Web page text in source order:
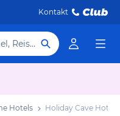
Kontakt
Hotel, Reiseziel
Hotels Holiday Cave Hotel